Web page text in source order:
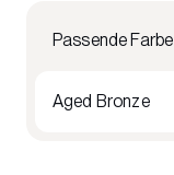
Passende Farbe
Aged Bronze